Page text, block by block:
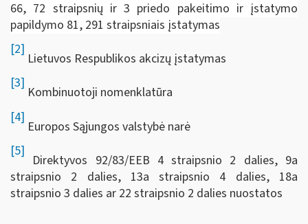
66, 72 straipsnių ir 3 priedo pakeitimo ir įstatymo
papildymo 81, 291 straipsniais įstatymas
[2]
Lietuvos Respublikos akcizų įstatymas
[3]
Kombinuotoji nomenklatūra
[4]
Europos Sąjungos valstybė narė
[5]
Direktyvos 92/83/EEB 4 straipsnio 2 dalies, 9a
straipsnio 2 dalies, 13a straipsnio 4 dalies, 18a
straipsnio 3 dalies ar 22 straipsnio 2 dalies nuostatos